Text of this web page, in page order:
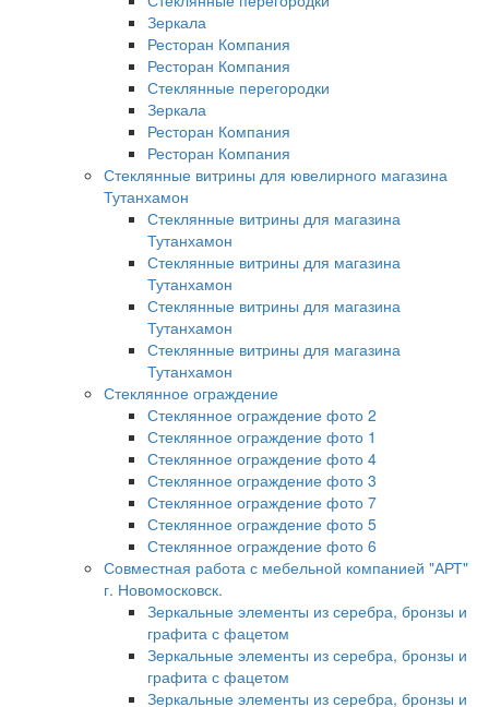
Зеркала
Ресторан Компания
Ресторан Компания
Стеклянные перегородки
Зеркала
Ресторан Компания
Ресторан Компания
Стеклянные витрины для ювелирного магазина
Тутанхамон
Стеклянные витрины для магазина
Тутанхамон
Стеклянные витрины для магазина
Тутанхамон
Стеклянные витрины для магазина
Тутанхамон
Стеклянные витрины для магазина
Тутанхамон
Стеклянное ограждение
Стеклянное ограждение фото 2
Стеклянное ограждение фото 1
Стеклянное ограждение фото 4
Стеклянное ограждение фото 3
Стеклянное ограждение фото 7
Стеклянное ограждение фото 5
Стеклянное ограждение фото 6
Совместная работа с мебельной компанией "АРТ"
г. Новомосковск.
Зеркальные элементы из серебра, бронзы и
графита с фацетом
Зеркальные элементы из серебра, бронзы и
графита с фацетом
Зеркальные элементы из серебра, бронзы и